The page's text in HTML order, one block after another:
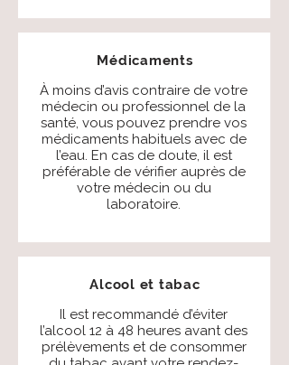
Médicaments
À moins d’avis contraire de votre
médecin ou professionnel de la
santé, vous pouvez prendre vos
médicaments habituels avec de
l’eau. En cas de doute, il est
préférable de vérifier auprès de
votre médecin ou du
laboratoire.
Alcool et tabac
Il est recommandé d’éviter
l’alcool 12 à 48 heures avant des
prélèvements et de consommer